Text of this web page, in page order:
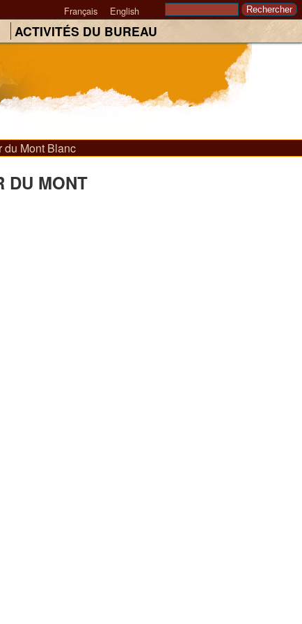
Français English
Formulaire de
recherche
Rechercher
ACTIVITÉS DU BUREAU
du Mont Blanc
DU MONT